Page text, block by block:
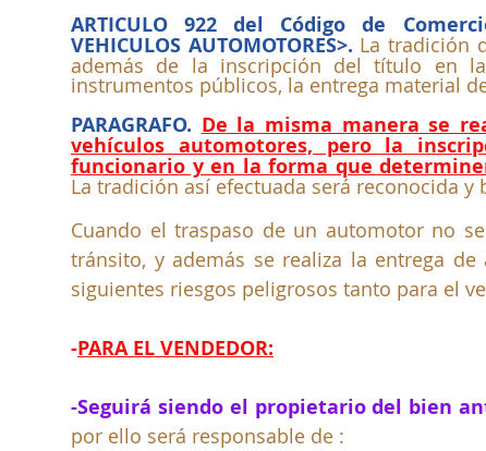
ARTICULO 922 del Código de
VEHICULOS AUTOMOTORES>. La tradición
además de la inscripción del título en
instrumentos públicos, la entrega material
PARAGRAFO. De la misma manera se
vehículos automotores, pero la
funcionario y en la forma que
La tradición así efectuada será reconocida
Cuando el traspaso de un automotor no
tránsito, y además se realiza la entrega
siguientes riesgos peligrosos tanto para el
-PARA EL VENDEDOR:
-Seguirá siendo el propietario del bien
por ello será responsable de :